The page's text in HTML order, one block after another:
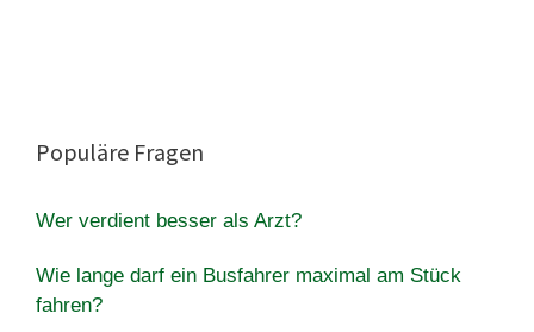
Populäre Fragen
Wer verdient besser als Arzt?
Wie lange darf ein Busfahrer maximal am Stück
fahren?